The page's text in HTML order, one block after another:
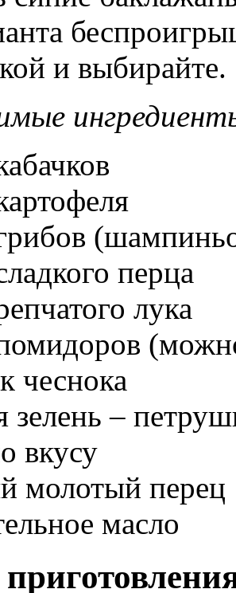
и выбирайте.
перца
лука
чеснока
зелень –
вкусу
молотый перец
масло